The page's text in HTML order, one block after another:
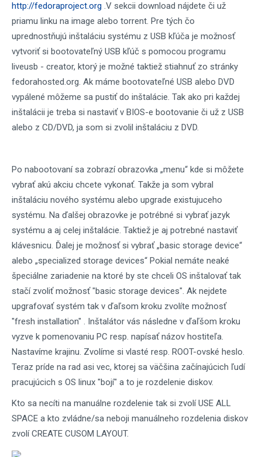
http://fedoraproject.org .V sekcii download nájdete či už
priamu linku na image alebo torrent. Pre tých čo
uprednostňujú inštaláciu systému z USB kľúča je možnosť
vytvoriť si bootovateľný USB kľúč s pomocou programu
liveusb - creator, ktorý je možné taktiež stiahnuť zo stránky
fedorahosted.org. Ak máme bootovateľné USB alebo DVD
vypálené môžeme sa pustiť do inštalácie. Tak ako pri každej
inštalácii je treba si nastaviť v BIOS-e bootovanie či už z USB
alebo z CD/DVD, ja som si zvolil inštaláciu z DVD.
Po nabootovaní sa zobrazí obrazovka „menu“ kde si môžete
vybrať akú akciu chcete vykonať. Takže ja som vybral
inštaláciu nového systému alebo upgrade existujuceho
systému. Na ďalšej obrazovke je potrébné si vybrať jazyk
systému a aj celej inštalácie. Taktiež je aj potrebné nastaviť
klávesnicu. Ďalej je možnosť si vybrať „basic storage device“
alebo „specialized storage devices“ Pokial nemáte neaké
špeciálne zariadenie na ktoré by ste chceli OS inštalovať tak
stačí zvoliť možnosť "basic storage devices". Ak nejdete
upgrafovať systém tak v ďaľsom kroku zvolíte možnosť
"fresh installation" . Inštalátor vás následne v ďaľšom kroku
vyzve k pomenovaniu PC resp. napísať názov hostiteľa.
Nastavíme krajinu. Zvolíme si vlasté resp. ROOT-ovské heslo.
Teraz príde na rad asi vec, ktorej sa väčšina začínajúcich ľudí
pracujúcich s OS linux "bojí" a to je rozdelenie diskov.
Kto sa necíti na manuálne rozdelenie tak si zvolí USE ALL
SPACE a kto zvládne/sa neboji manuálneho rozdelenia diskov
zvolí CREATE CUSOM LAYOUT.